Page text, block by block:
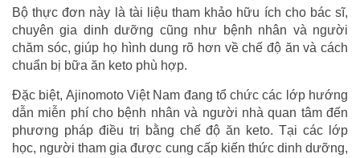
Bộ thực đơn này là tài liệu tham khảo hữu ích cho bác sĩ,
chuyên gia dinh dưỡng cũng như bệnh nhân và người
chăm sóc, giúp họ hình dung rõ hơn về chế độ ăn và cách
chuẩn bị bữa ăn keto phù hợp.
Đặc biệt, Ajinomoto Việt Nam đang tổ chức các lớp hướng
dẫn miễn phí cho bệnh nhân và người nhà quan tâm đến
phương pháp điều trị bằng chế độ ăn keto. Tại các lớp
học, người tham gia được cung cấp kiến thức dinh dưỡng,